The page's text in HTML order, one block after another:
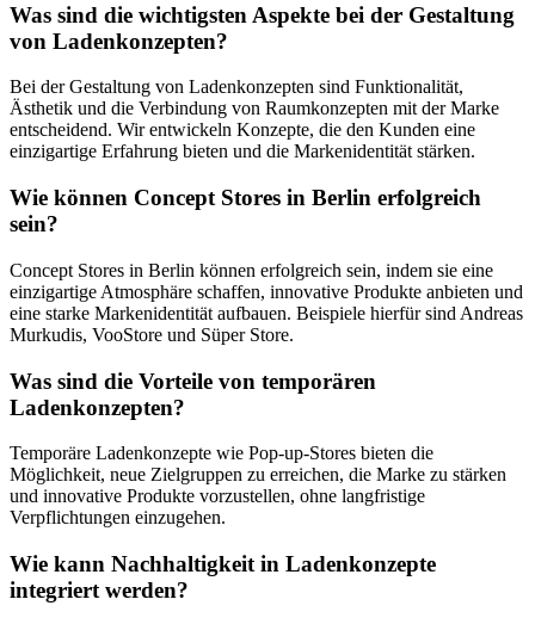
Was sind die wichtigsten Aspekte bei der Gestaltung
von Ladenkonzepten?
Bei der Gestaltung von Ladenkonzepten sind Funktionalität,
Ästhetik und die Verbindung von Raumkonzepten mit der Marke
entscheidend. Wir entwickeln Konzepte, die den Kunden eine
einzigartige Erfahrung bieten und die Markenidentität stärken.
Wie können Concept Stores in Berlin erfolgreich
sein?
Concept Stores in Berlin können erfolgreich sein, indem sie eine
einzigartige Atmosphäre schaffen, innovative Produkte anbieten und
eine starke Markenidentität aufbauen. Beispiele hierfür sind Andreas
Murkudis, VooStore und Süper Store.
Was sind die Vorteile von temporären
Ladenkonzepten?
Temporäre Ladenkonzepte wie Pop-up-Stores bieten die
Möglichkeit, neue Zielgruppen zu erreichen, die Marke zu stärken
und innovative Produkte vorzustellen, ohne langfristige
Verpflichtungen einzugehen.
Wie kann Nachhaltigkeit in Ladenkonzepte
integriert werden?